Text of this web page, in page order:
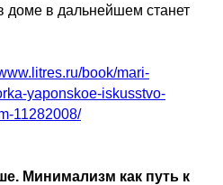
доме в дальнейшем станет
book/mari-
yaponskoe-iskusstvo-
11282008/
Минимализм как путь к